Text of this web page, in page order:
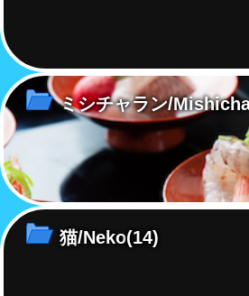
ミシチャラン/
猫/Neko(14)